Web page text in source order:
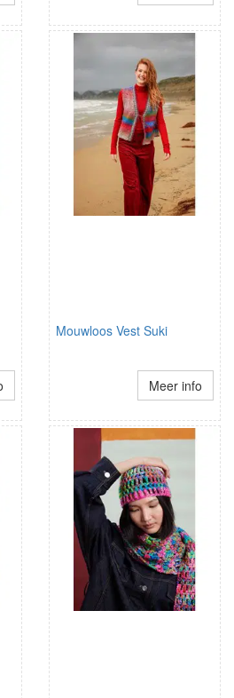
Mouwloos Vest Suki
Meer info